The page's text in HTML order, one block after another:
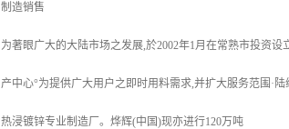
制造销售
为著眼广大的大陆市场之发展,於2002年1月在常熟市投资
产中心°为提供广大用户之即时用料需求,并扩大服务范围·
热浸镀锌专业制造厂。烨辉(中国)现亦进行120万吨